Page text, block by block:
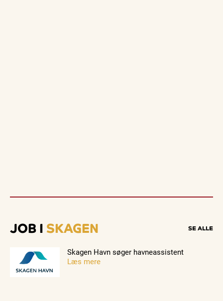
JOB I SKAGEN SE ALLE
Skagen Havn søger havneassistent
Læs mere